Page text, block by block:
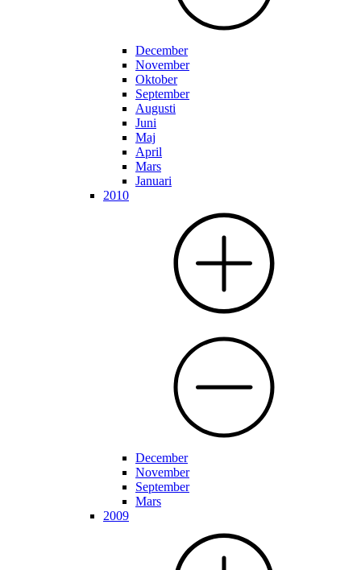
December
November
Oktober
September
Augusti
Juni
Maj
April
Mars
Januari
2010
December
November
September
Mars
2009